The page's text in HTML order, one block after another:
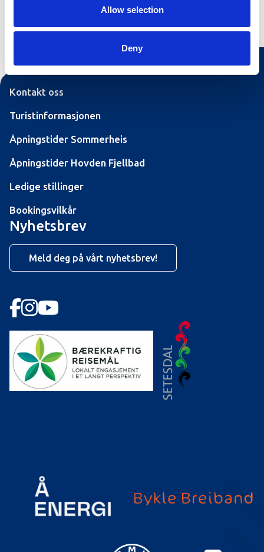
Allow selection
Deny
Kontakt oss
Turistinformasjonen
Åpningstider Sommerheis
Åpningstider Hovden Fjellbad
Ledige stillinger
Bookingsvilkår
Nyhetsbrev
Meld deg på vårt nyhetsbrev!